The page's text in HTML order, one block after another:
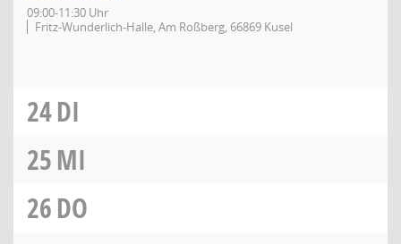
09:00-11:30 Uhr
Fritz-Wunderlich-Halle, Am Roßberg, 66869 Kusel
24DI
25MI
26DO